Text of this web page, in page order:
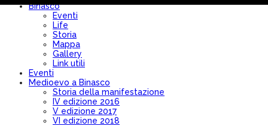
Binasco
Eventi
Life
Storia
Mappa
Gallery
Link utili
Eventi
Medioevo a Binasco
Storia della manifestazione
IV edizione 2016
V edizione 2017
VI edizione 2018